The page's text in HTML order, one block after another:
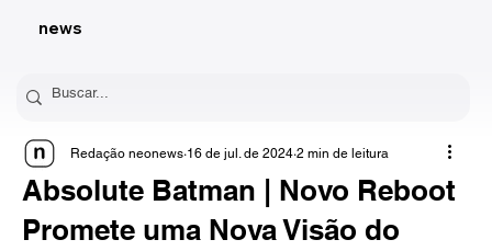
news
Absolute Batman | Novo Reboot
Promete uma Nova Visão do
Redação neonews 16 de jul. de 2024 2 min de leitura